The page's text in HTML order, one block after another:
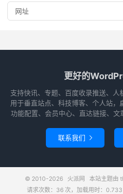
更好的
支持快讯、专题、百度收录推送、
用于垂直站点、科技博客、个人站，
功能配置、会员中心、直达链接、
联系我们 
© 2010-2026 火派网 本站主题由
请求次数：36 次，加载用时：